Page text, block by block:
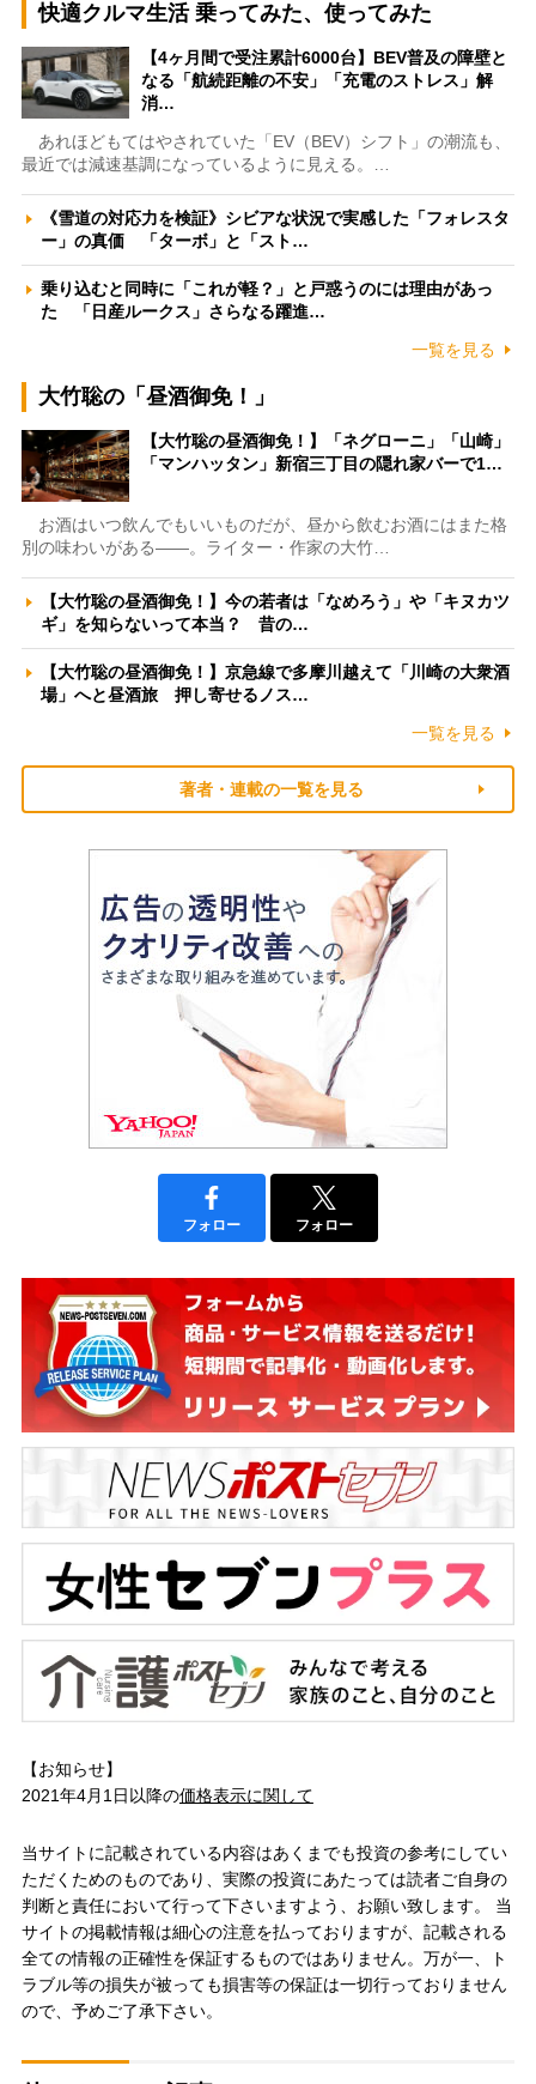
快適クルマ生活 乗ってみた、使ってみた
【4ヶ月間で受注累計6000台】BEV普及の障壁と
なる「航続距離の不安」「充電のストレス」解
消…
あれほどもてはやされていた「EV（BEV）シフト」の潮流も、
最近では減速基調になっているように見える。…
《雪道の対応力を検証》シビアな状況で実感した「フォレスタ
ー」の真価 「ターボ」と「スト…
乗り込むと同時に「これが軽？」と戸惑うのには理由があっ
た 「日産ルークス」さらなる躍進…
一覧を見る
大竹聡の「昼酒御免！」
【大竹聡の昼酒御免！】「ネグローニ」「山崎」
「マンハッタン」新宿三丁目の隠れ家バーで1…
お酒はいつ飲んでもいいものだが、昼から飲むお酒にはまた格
別の味わいがある――。ライター・作家の大竹…
【大竹聡の昼酒御免！】今の若者は「なめろう」や「キヌカツ
ギ」を知らないって本当？ 昔の…
【大竹聡の昼酒御免！】京急線で多摩川越えて「川崎の大衆酒
場」へと昼酒旅 押し寄せるノス…
一覧を見る
著者・連載の一覧を見る
フォロー フォロー
【お知らせ】
2021年4月1日以降の価格表示に関して
当サイトに記載されている内容はあくまでも投資の参考にしてい
ただくためのものであり、実際の投資にあたっては読者ご自身の
判断と責任において行って下さいますよう、お願い致します。 当
サイトの掲載情報は細心の注意を払っておりますが、記載される
全ての情報の正確性を保証するものではありません。万が一、ト
ラブル等の損失が被っても損害等の保証は一切行っておりません
ので、予めご了承下さい。